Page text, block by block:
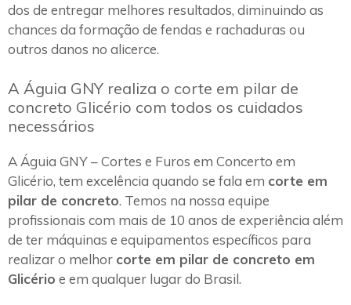
dos de entregar melhores resultados, diminuindo as
chances da formação de fendas e rachaduras ou
outros danos no alicerce.
A Águia GNY realiza o corte em pilar de
concreto Glicério com todos os cuidados
necessários
A Águia GNY – Cortes e Furos em Concerto em
Glicério, tem excelência quando se fala em corte em
pilar de concreto. Temos na nossa equipe
profissionais com mais de 10 anos de experiência além
de ter máquinas e equipamentos específicos para
realizar o melhor corte em pilar de concreto em
Glicério e em qualquer lugar do Brasil.